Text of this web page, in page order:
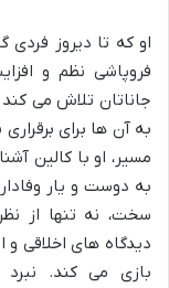
او که تا دیروز فردی
فروپاشی نظم و
جاناتان تلاش می
به آن ها برای
مسیر، او با کالین
به دوست و یار
سخت، نه تنها از
دیدگاه های اخلاقی
بازی می کند. نبرد